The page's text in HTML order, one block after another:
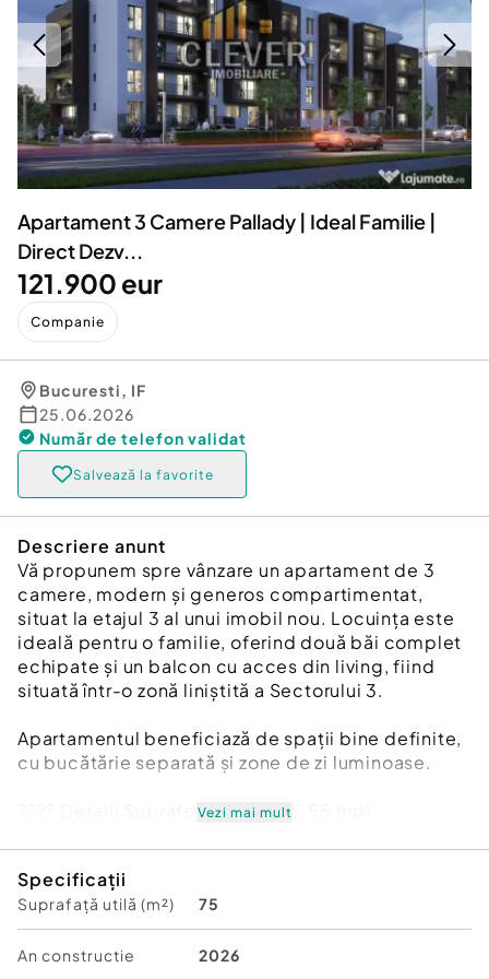
Servicii
Animale de companie
Afaceri și echipamente profesionale
Inchiriere Bunuri si Vehicule
Utilaje agricole si industriale
Piese auto si accesorii
Dacia Duster
Apartament 3 Camere Pallady | Ideal Familie |
Direct Dezv...
121.900 eur
Companie
Bucuresti, IF
25.06.2026
Număr de telefon validat
Salvează la favorite
Descriere anunt
Vă propunem spre vânzare un apartament de 3
camere, modern și generos compartimentat,
situat la etajul 3 al unui imobil nou. Locuința este
ideală pentru o familie, oferind două băi complet
echipate și un balcon cu acces din living, fiind
situată într-o zonă liniștită a Sectorului 3.
Apartamentul beneficiază de spații bine definite,
cu bucătărie separată și zone de zi luminoase.
???? Detalii Suprafețe (Total: 75.55 mp):
Dormitor 2: 12.20 mp
Bucătărie: 7.65 mp
Hol: 6.95 mp
Baie 1: 4.70 mp
Vezi mai mult
Specificații
Suprafață utilă (m²) 75
An constructie 2026